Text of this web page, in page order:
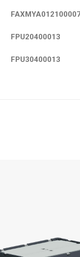
FPU20400013
FPU30400013